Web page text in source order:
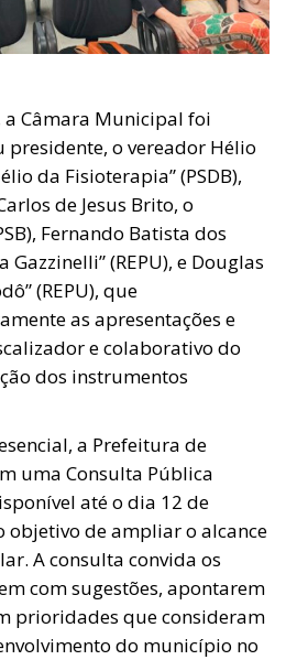
Câmara Municipal foi
presidente, o vereador Hélio
da Fisioterapia” (PSDB),
de Jesus Brito, o
Fernando Batista dos
Gazzinelli” (REPU), e Douglas
(REPU), que
as apresentações e
e colaborativo do
dos instrumentos
a Prefeitura de
uma Consulta Pública
até o dia 12 de
objetivo de ampliar o alcance
A consulta convida os
com sugestões, apontarem
prioridades que consideram
do município no